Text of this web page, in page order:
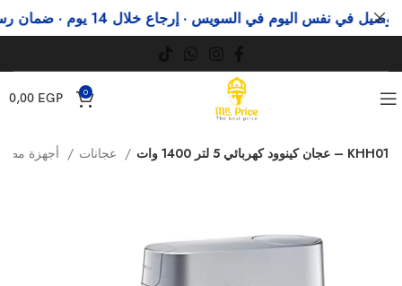
0
0,00 EGP
عجان كينوود كهربائي 5 لتر 1400 وات – KHH01
في نفس اليوم في السويس · إرجاع خلال 14 يوم · ضمان رسمي